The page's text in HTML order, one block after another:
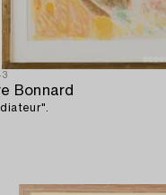
Bonnard